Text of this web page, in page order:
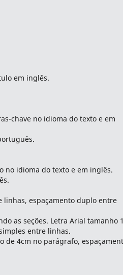
em inglês.
chave no idioma do texto e em
no idioma do texto e em inglês.
linhas, espaçamento duplo entre
as seções. Letra Arial tamanho
entre linhas.
de 4cm no parágrafo,